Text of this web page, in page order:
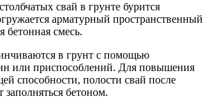
свай в грунте бурится
арматурный пространственный
бетонная смесь.
в грунт с помощью
или приспособлений. Для повышения
способности, полости свай после
бетоном.